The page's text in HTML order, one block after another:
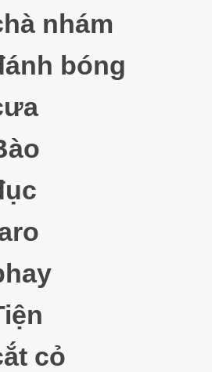
nhám
bóng
cỏ